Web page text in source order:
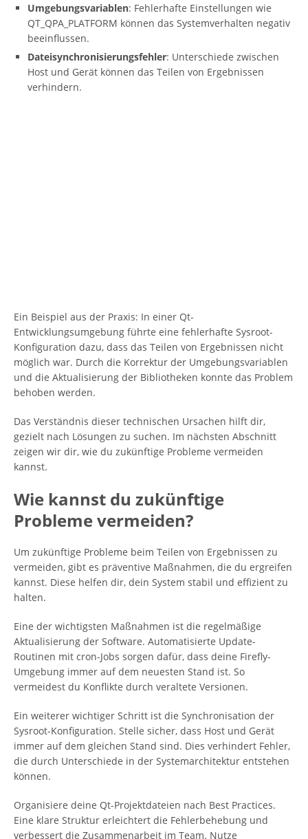
Umgebungsvariablen: Fehlerhafte Einstellungen wie
QT_QPA_PLATFORM können das Systemverhalten negativ
beeinflussen.
Dateisynchronisierungsfehler: Unterschiede zwischen
Host und Gerät können das Teilen von Ergebnissen
verhindern.
Ein Beispiel aus der Praxis: In einer Qt-
Entwicklungsumgebung führte eine fehlerhafte Sysroot-
Konfiguration dazu, dass das Teilen von Ergebnissen nicht
möglich war. Durch die Korrektur der Umgebungsvariablen
und die Aktualisierung der Bibliotheken konnte das Problem
behoben werden.
Das Verständnis dieser technischen Ursachen hilft dir,
gezielt nach Lösungen zu suchen. Im nächsten Abschnitt
zeigen wir dir, wie du zukünftige Probleme vermeiden
kannst.
Wie kannst du zukünftige
Probleme vermeiden?
Um zukünftige Probleme beim Teilen von Ergebnissen zu
vermeiden, gibt es präventive Maßnahmen, die du ergreifen
kannst. Diese helfen dir, dein System stabil und effizient zu
halten.
Eine der wichtigsten Maßnahmen ist die regelmäßige
Aktualisierung der Software. Automatisierte Update-
Routinen mit cron-Jobs sorgen dafür, dass deine Firefly-
Umgebung immer auf dem neuesten Stand ist. So
vermeidest du Konflikte durch veraltete Versionen.
Ein weiterer wichtiger Schritt ist die Synchronisation der
Sysroot-Konfiguration. Stelle sicher, dass Host und Gerät
immer auf dem gleichen Stand sind. Dies verhindert Fehler,
die durch Unterschiede in der Systemarchitektur entstehen
können.
Organisiere deine Qt-Projektdateien nach Best Practices.
Eine klare Struktur erleichtert die Fehlerbehebung und
verbessert die Zusammenarbeit im Team. Nutze